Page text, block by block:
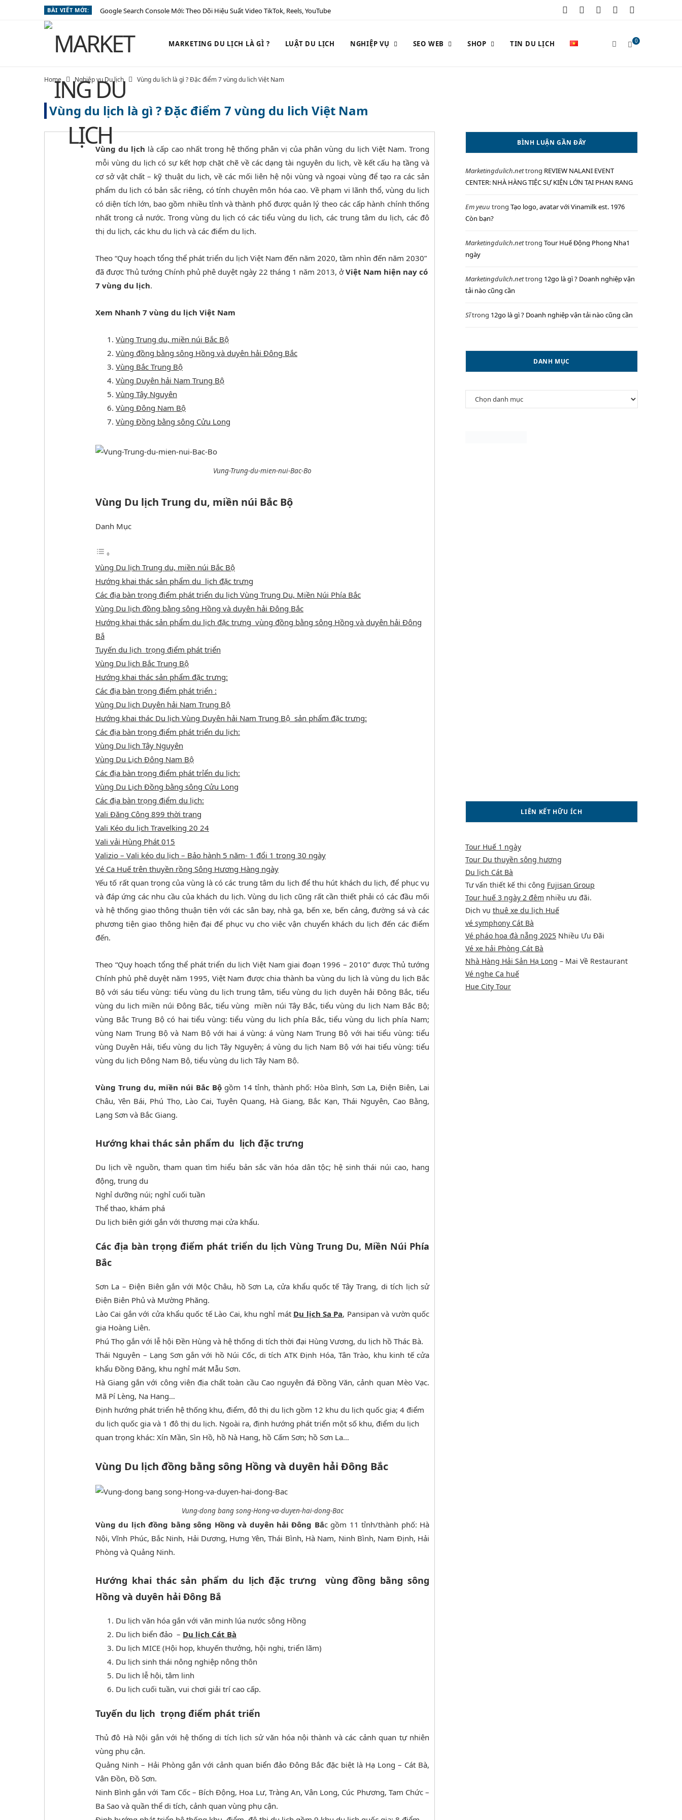
BÀI VIẾT MỚI: Google Search Console Mới: Theo Dõi Hiệu Suất Video TikTok, Reels, YouTube
o
k
t
e
r
r
a
m
e
s
e
MARKETING DU LỊCH LÀ GÌ ? LUẬT DU LỊCH NGHIỆP VỤ SEO WEB SHOP TIN DU LỊCH 0
H
O
I
G
Home Nghiệp vụ Du lịch Vùng du lịch là gì ? Đặc điểm 7 vùng du lich Việt Nam
Vùng du lịch là gì ? Đặc điểm 7 vùng du lich Việt Nam
Vùng du lịch là cấp cao nhất trong hệ thống phân vị của phân vùng du lịch Việt Nam. Trong
mỗi vùng du lịch có sự kết hợp chặt chẽ về các dạng tài nguyên du lịch, về kết cấu hạ tầng và
cơ sở vật chất – kỹ thuật du lịch, về các mối liên hệ nội vùng và ngoại vùng để tạo ra các sản
phẩm du lịch có bản sắc riêng, có tính chuyên môn hóa cao. Về phạm vi lãnh thổ, vùng du lịch
có diện tích lớn, bao gồm nhiều tỉnh và thành phố được quản lý theo các cấp hành chính thống
nhất trong cả nước. Trong vùng du lịch có các tiểu vùng du lịch, các trung tâm du lịch, các đô
thị du lịch, các khu du lịch và các điểm du lịch.
Theo “Quy hoạch tổng thể phát triển du lịch Việt Nam đến năm 2020, tầm nhìn đến năm 2030”
đã được Thủ tướng Chính phủ phê duyệt ngày 22 tháng 1 năm 2013, ởViệt Nam hiện nay có
7 vùng du lịch.
Xem Nhanh 7 vùng du lịch Việt Nam
Vùng Trung du, miền núi Bắc Bộ
Vùng đồng bằng sông Hồng và duyên hải Đông Bắc
Vùng Bắc Trung Bộ
Vùng Duyên hải Nam Trung Bộ
Vùng Tây Nguyên
Vùng Đông Nam Bộ
Vùng Đồng bằng sông Cửu Long
Vung-Trung-du-mien-nui-Bac-Bo
Vùng Du lịch Trung du, miền núi Bắc Bộ
Danh Mục
Vùng Du lịch Trung du, miền núi Bắc Bộ
Hướng khai thác sản phẩm du lịch đặc trưng
Các địa bàn trọng điểm phát triển du lịch Vùng Trung Du, Miền Núi Phía Bắc
Vùng Du lịch đồng bằng sông Hồng và duyên hải Đông Bắc
Hướng khai thác sản phẩm du lịch đặc trưng vùng đồng bằng sông Hồng và duyên hải Đông
Bắ
Tuyến du lịch trọng điểm phát triển
Vùng Du lịch Bắc Trung Bộ
Hướng khai thác sản phẩm đặc trưng:
Các địa bàn trọng điểm phát triển :
Vùng Du lịch Duyên hải Nam Trung Bộ
Hướng khai thác Du lịch Vùng Duyên hải Nam Trung Bộ sản phẩm đặc trưng:
Các địa bàn trọng điểm phát triển du lịch:
Vùng Du lịch Tây Nguyên
Vùng Du Lịch Đông Nam Bộ
Các địa bàn trọng điểm phát trỉển du lịch:
Vùng Du Lịch Đồng bằng sông Cửu Long
Các địa bàn trọng điểm du lịch:
Vali Đăng Công 899 thời trang
Vali Kéo du lịch Travelking 20 24
Vali vải Hùng Phát 015
Valizio – Vali kéo du lịch – Bảo hành 5 năm- 1 đổi 1 trong 30 ngày
Vé Ca Huế trên thuyền rồng Sông Hương Hàng ngày
Yếu tố rất quan trọng của vùng là có các trung tâm du lịch để thu hút khách du lịch, để phục vụ
và đáp ứng các nhu cầu của khách du lịch. Vùng du lịch cũng rất cần thiết phải có các đầu mối
và hệ thống giao thông thuận tiện với các sân bay, nhà ga, bến xe, bến cảng, đường sá và các
phương tiện giao thông hiện đại để phục vụ cho việc vận chuyển khách du lịch đến các điểm
đến.
Theo “Quy hoạch tổng thể phát triển du lịch Việt Nam giai đoạn 1996 – 2010” được Thủ tướng
Chính phủ phê duyệt năm 1995, Việt Nam được chia thành ba vùng du lịch là vùng du lịch Bắc
Bộ với sáu tiểu vùng: tiểu vùng du lịch trung tâm, tiểu vùng du lịch duyên hải Đông Bắc, tiểu
vùng du lịch miền núi Đông Bắc, tiểu vùng miền núi Tây Bắc, tiểu vùng du lịch Nam Bắc Bộ;
vùng Bắc Trung Bộ có hai tiểu vùng: tiểu vùng du lịch phía Bắc, tiểu vùng du lịch phía Nam;
vùng Nam Trung Bộ và Nam Bộ với hai á vùng: á vùng Nam Trung Bộ với hai tiểu vùng: tiểu
vùng Duyên Hải, tiểu vùng du lịch Tây Nguyên; á vùng du lịch Nam Bộ với hai tiểu vùng: tiểu
vùng du lịch Đông Nam Bộ, tiểu vùng du lịch Tây Nam Bộ.
Vùng Trung du, miền núi Bắc Bộ gồm 14 tỉnh, thành phố: Hòa Bình, Sơn La, Điện Biên, Lai
Châu, Yên Bái, Phú Thọ, Lào Cai, Tuyên Quang, Hà Giang, Bắc Kạn, Thái Nguyên, Cao Bằng,
Lạng Sơn và Bắc Giang.
Hướng khai thác sản phẩm du lịch đặc trưng
Du lịch về nguồn, tham quan tìm hiểu bản sắc văn hóa dân tộc; hệ sinh thái núi cao, hang
động, trung du
Nghỉ dưỡng núi; nghỉ cuối tuần
Thể thao, khám phá
Du lịch biên giới gắn với thương mại cửa khẩu.
Các địa bàn trọng điểm phát triển du lịch Vùng Trung Du, Miền Núi Phía
Bắc
Sơn La – Điện Biên gắn với Mộc Châu, hồ Sơn La, cửa khẩu quốc tế Tây Trang, di tích lịch sử
Điện Biên Phủ và Mường Phăng.
Lào Cai gắn với cửa khẩu quốc tế Lào Cai, khu nghỉ mát Du lịch Sa Pa, Pansipan và vườn quốc
gia Hoàng Liên.
Phú Thọ gắn với lễ hội Đền Hùng và hệ thống di tích thời đại Hùng Vương, du lịch hồ Thác Bà.
Thái Nguyên – Lạng Sơn gắn với hồ Núi Cốc, di tích ATK Định Hóa, Tân Trào, khu kinh tế cửa
khẩu Đồng Đăng, khu nghỉ mát Mẫu Sơn.
Hà Giang gắn với công viên địa chất toàn cầu Cao nguyên đá Đồng Văn, cảnh quan Mèo Vạc.
Mã Pí Lèng, Na Hang…
Định hướng phát triển hệ thống khu, điểm, đô thị du lịch gồm 12 khu du lịch quốc gia; 4 điểm
du lịch quốc gia và 1 đô thị du lịch. Ngoài ra, định hướng phát triển một số khu, điểm du lịch
quan trọng khác: Xín Mần, Sìn Hồ, hồ Nà Hang, hồ Cấm Sơn; hồ Sơn La…
Vùng Du lịch đồng bằng sông Hồng và duyên hải Đông Bắc
Vung-dong bang song-Hong-va-duyen-hai-dong-Bac
Vùng du lịch đồng bằng sông Hồng và duyên hải Đông Bắc gồm 11 tỉnh/thành phố: Hà
Nội, Vĩnh Phúc, Bắc Ninh, Hải Dương, Hưng Yên, Thái Bình, Hà Nam, Ninh Bình, Nam Định, Hải
Phòng và Quảng Ninh.
Hướng khai thác sản phẩm du lịch đặc trưng
vùng đồng bằng sông
Hồng và duyên hải Đông Bắ
Du lịch văn hóa gắn với văn minh lúa nước sông Hồng
Du lịch biển đảo – Du lịch Cát Bà
Du lịch MICE (Hội họp, khuyến thưởng, hội nghị, triển lãm)
Du lịch sinh thái nông nghiệp nông thôn
Du lịch lễ hội, tâm linh
Du lịch cuối tuần, vui chơi giải trí cao cấp.
Tuyến du lịch trọng điểm phát triển
Thủ đô Hà Nội gắn với hệ thống di tích lịch sử văn hóa nội thành và các cảnh quan tự nhiên
vùng phụ cận.
Quảng Ninh – Hải Phòng gắn với cảnh quan biển đảo Đông Bắc đặc biệt là Hạ Long – Cát Bà,
Vân Đồn, Đồ Sơn.
Ninh Bình gắn với Tam Cốc – Bích Động, Hoa Lư, Tràng An, Vân Long, Cúc Phương, Tam Chức –
Ba Sao và quần thể di tích, cảnh quan vùng phụ cận.
BÌNH LUẬN GẦN ĐÂY
Marketingdulich.nettrong REVIEW NALANI EVENT
CENTER: NHÀ HÀNG TIỆC SỰ KIỆN LỚN TẠI PHAN RANG
Em yeuu trong Tạo logo, avatar với Vinamilk est. 1976
Còn bạn?
Marketingdulich.nettrong Tour Huế Động Phong Nha1
ngày
Marketingdulich.nettrong 12go là gì ? Doanh nghiệp vận
tải nào cũng cần
Sĩtrong 12go là gì ? Doanh nghiệp vận tải nào cũng cần
DANH MỤC
Danh
mục
LIÊN KẾT HỮU ÍCH
Tour Huế 1 ngày
Tour Du thuyền sông hương
Du lịch Cát Bà
Tư vấn thiết kế thi công Fujisan Group
Tour huế 3 ngày 2 đêm nhiều ưu đãi.
Dịch vụ thuê xe du lịch Huế
vé symphony Cát Bà
Vé pháo hoa đà nẵng 2025 Nhiều Ưu Đãi
Vé xe hải Phòng Cát Bà
Nhà Hàng Hải Sản Hạ Long – Mai Về Restaurant
Vé nghe Ca huế
Hue City Tour